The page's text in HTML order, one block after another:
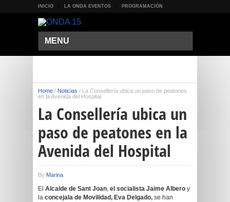
INICIO LA ONDA EVENTOS PROGRAMACIÓN
MENU
Home / Noticias / La Consellería ubica un paso de peatones
en la Avenida del Hospital
La Consellería ubica un
paso de peatones en la
Avenida del Hospital
By Marina
El Alcalde de Sant Joan, el socialista Jaime Albero y
la concejala de Movilidad, Eva Delgado, se han